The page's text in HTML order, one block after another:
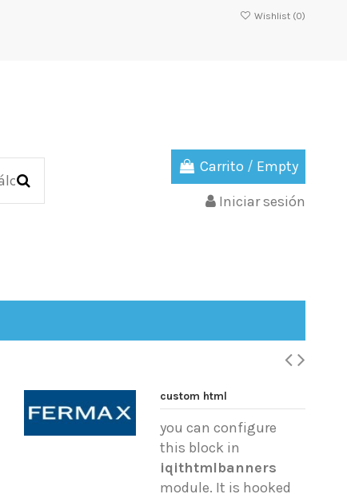
Wishlist (0)
Carrito / Empty
Iniciar sesión
custom html
you can configure
this block in
iqithtmlbanners
module. It is hooked